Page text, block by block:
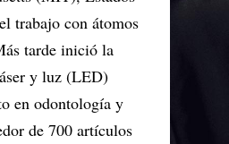
trabajo con átomos
tarde inició la
y luz (LED)
en odontología y
de 700 artículos